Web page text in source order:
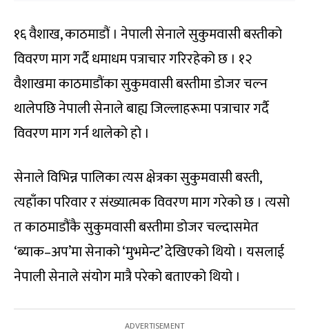
१६ वैशाख, काठमाडौं । नेपाली सेनाले सुकुमवासी बस्तीको
विवरण माग गर्दै धमाधम पत्राचार गरिरहेको छ । १२
वैशाखमा काठमाडौंका सुकुमवासी बस्तीमा डोजर चल्न
थालेपछि नेपाली सेनाले बाह्य जिल्लाहरूमा पत्राचार गर्दै
विवरण माग गर्न थालेको हो ।
सेनाले विभिन्न पालिका त्यस क्षेत्रका सुकुमवासी बस्ती,
त्यहाँका परिवार र संख्यात्मक विवरण माग गरेको छ । त्यसो
त काठमाडौंकै सुकुमवासी बस्तीमा डोजर चल्दासमेत
‘ब्याक–अप’मा सेनाको ‘मुभमेन्ट’ देखिएको थियो । यसलाई
नेपाली सेनाले संयोग मात्रै परेको बताएको थियो ।